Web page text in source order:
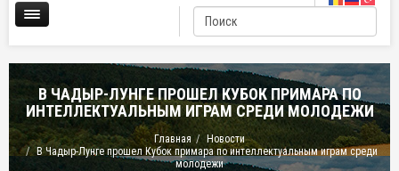
В ЧАДЫР-ЛУНГЕ ПРОШЕЛ КУБОК ПРИМАРА ПО
ИНТЕЛЛЕКТУАЛЬНЫМ ИГРАМ СРЕДИ МОЛОДЕЖИ
Главная
Новости
В Чадыр-Лунге прошел Кубок примара по интеллектуальным играм среди
молодежи